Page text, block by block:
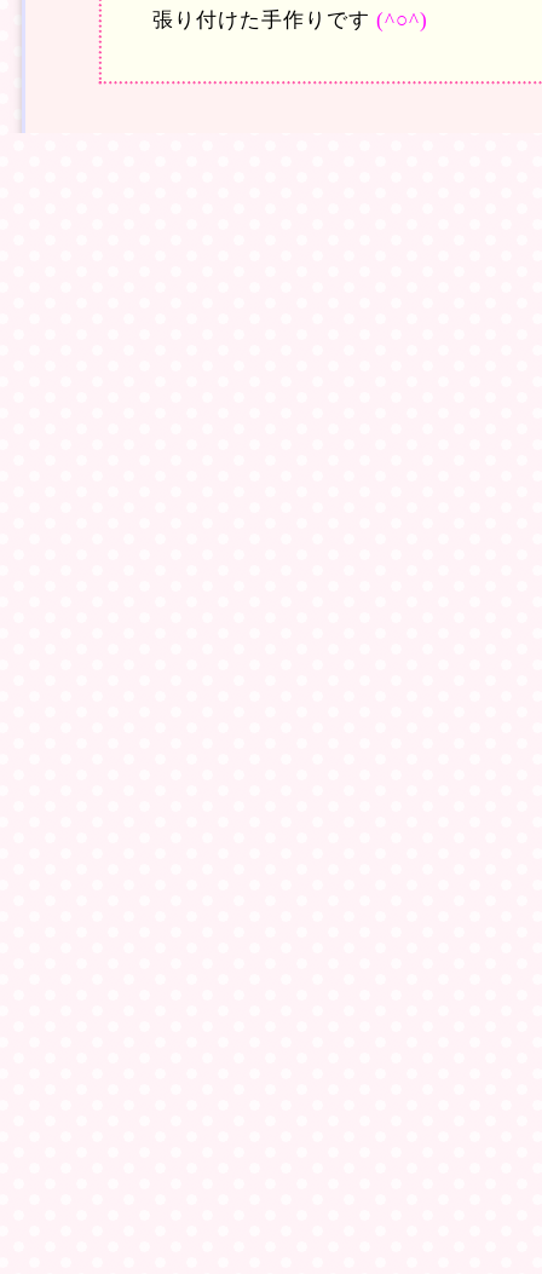
張り付けた手作りです (^○^)